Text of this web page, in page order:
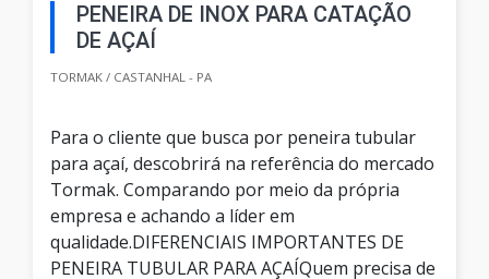
PENEIRA DE INOX PARA CATAÇÃO
DE AÇAÍ
TORMAK / CASTANHAL - PA
Para o cliente que busca por peneira tubular
para açaí, descobrirá na referência do mercado
Tormak. Comparando por meio da própria
empresa e achando a líder em
qualidade.DIFERENCIAIS IMPORTANTES DE
PENEIRA TUBULAR PARA AÇAÍQuem precisa de